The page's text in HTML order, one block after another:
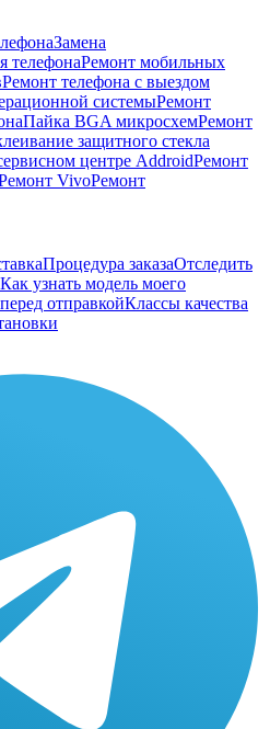
Замена
телефонаРемонт мобильных
Ремонт телефона с выездом
системыРемонт
Пайка BGA микросхемРемонт
защитного стекла
центре AddroidРемонт
VivoРемонт
Процедура заказаОтследить
Как узнать модель моего
отправкойКлассы качества